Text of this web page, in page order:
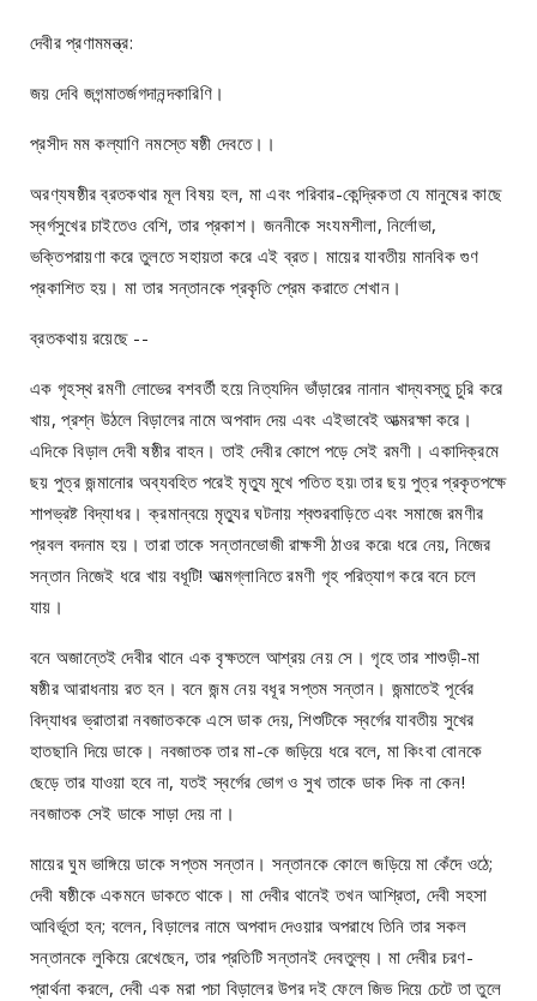
দেবীর প্রণামমন্ত্র:
জয় দেবি জগন্মাতর্জগদানন্দকারিণি।
প্রসীদ মম কল্যাণি নমস্তে ষষ্ঠী দেবতে।।
অরণ্যষষ্ঠীর ব্রতকথার মূল বিষয় হল, মা এবং পরিবার-কেন্দ্রিকতা যে মানুষের কাছে
স্বর্গসুখের চাইতেও বেশি, তার প্রকাশ। জননীকে সংযমশীলা, নির্লোভা,
ভক্তিপরায়ণা করে তুলতে সহায়তা করে এই ব্রত। মায়ের যাবতীয় মানবিক গুণ
প্রকাশিত হয়। মা তার সন্তানকে প্রকৃতি প্রেম করাতে শেখান।
ব্রতকথায় রয়েছে --
এক গৃহস্থ রমণী লোভের বশবর্তী হয়ে নিত্যদিন ভাঁড়ারের নানান খাদ্যবস্তু চুরি করে
খায়, প্রশ্ন উঠলে বিড়ালের নামে অপবাদ দেয় এবং এইভাবেই আত্মরক্ষা করে।
এদিকে বিড়াল দেবী ষষ্ঠীর বাহন। তাই দেবীর কোপে পড়ে সেই রমণী। একাদিক্রমে
ছয় পুত্র জন্মানোর অব্যবহিত পরেই মৃত্যু মুখে পতিত হয়৷ তার ছয় পুত্র প্রকৃতপক্ষে
শাপভ্রষ্ট বিদ্যাধর। ক্রমান্বয়ে মৃত্যুর ঘটনায় শ্বশুরবাড়িতে এবং সমাজে রমণীর
প্রবল বদনাম হয়। তারা তাকে সন্তানভোজী রাক্ষসী ঠাওর করে৷ ধরে নেয়, নিজের
সন্তান নিজেই ধরে খায় বধূটি! আত্মগ্লানিতে রমণী গৃহ পরিত্যাগ করে বনে চলে
যায়।
বনে অজান্তেই দেবীর থানে এক বৃক্ষতলে আশ্রয় নেয় সে। গৃহে তার শাশুড়ী-মা
ষষ্ঠীর আরাধনায় রত হন। বনে জন্ম নেয় বধূর সপ্তম সন্তান। জন্মাতেই পূর্বের
বিদ্যাধর ভ্রাতারা নবজাতককে এসে ডাক দেয়, শিশুটিকে স্বর্গের যাবতীয় সুখের
হাতছানি দিয়ে ডাকে। নবজাতক তার মা-কে জড়িয়ে ধরে বলে, মা কিংবা বোনকে
ছেড়ে তার যাওয়া হবে না, যতই স্বর্গের ভোগ ও সুখ তাকে ডাক দিক না কেন!
নবজাতক সেই ডাকে সাড়া দেয় না।
মায়ের ঘুম ভাঙ্গিয়ে ডাকে সপ্তম সন্তান। সন্তানকে কোলে জড়িয়ে মা কেঁদে ওঠে;
দেবী ষষ্ঠীকে একমনে ডাকতে থাকে। মা দেবীর থানেই তখন আশ্রিতা, দেবী সহসা
আবির্ভূতা হন; বলেন, বিড়ালের নামে অপবাদ দেওয়ার অপরাধে তিনি তার সকল
সন্তানকে লুকিয়ে রেখেছেন, তার প্রতিটি সন্তানই দেবতুল্য। মা দেবীর চরণ-
প্রার্থনা করলে, দেবী এক মরা পচা বিড়ালের উপর দই ফেলে জিভ দিয়ে চেটে তা তুলে